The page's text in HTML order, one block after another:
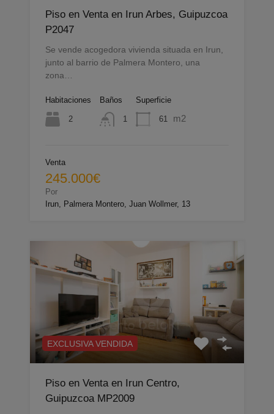
Piso en Venta en Irun Arbes, Guipuzcoa
P2047
Se vende acogedora vivienda situada en Irun,
junto al barrio de Palmera Montero, una
zona…
Habitaciones
2
Baños
1
Superficie
61 m2
Venta
245.000€
Por
Irun, Palmera Montero, Juan Wollmer, 13
EXCLUSIVA VENDIDA
Piso en Venta en Irun Centro,
Guipuzcoa MP2009